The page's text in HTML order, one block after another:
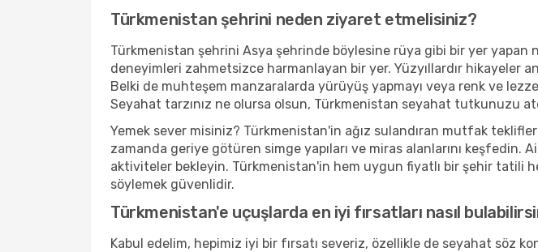
Türkmenistan şehrini neden ziyaret etmelisiniz?
Türkmenistan şehrini Asya şehrinde böylesine rüya gibi bir yer
deneyimleri zahmetsizce harmanlayan bir yer. Yüzyıllardır hikayeler
Belki de muhteşem manzaralarda yürüyüş yapmayı veya renk ve
Seyahat tarzınız ne olursa olsun, Türkmenistan seyahat tutkunuzu
Yemek sever misiniz? Türkmenistan'in ağız sulandıran mutfak
zamanda geriye götüren simge yapıları ve miras alanlarını
aktiviteler bekleyin. Türkmenistan'in hem uygun fiyatlı bir şehir tatili
söylemek güvenlidir.
Türkmenistan'e uçuşlarda en iyi fırsatları nasıl
Kabul edelim, hepimiz iyi bir fırsatı severiz, özellikle de seyahat söz